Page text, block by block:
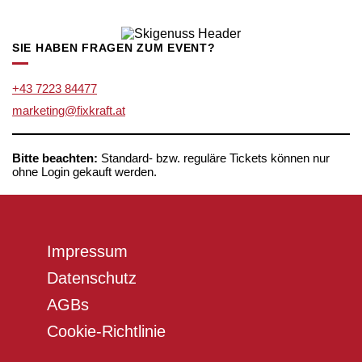
gewählt
werden
können
auf
mehrere
Varianten
auf.
gewählt
SIE HABEN FRAGEN ZUM EVENT?
+43 7223 84477
marketing@fixkraft.at
Bitte beachten: Standard- bzw. reguläre Tickets können nur
ohne Login gekauft werden.
Impressum
Datenschutz
AGBs
Cookie-Richtlinie